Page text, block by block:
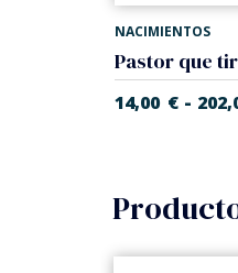
NACIMIENTOS
14,00 €-